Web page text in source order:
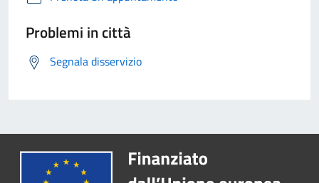
Problemi in città
Segnala disservizio